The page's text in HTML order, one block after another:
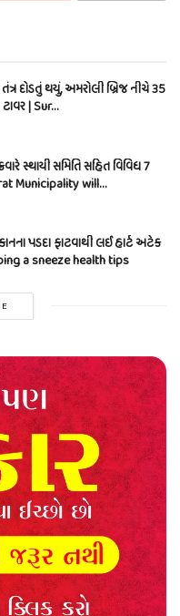
દોડતું થયું, અમરોલી બ્રિજ નીચે 35
| Sur…
સ્થાયી સમિતિ સહિત વિવિધ 7
Municipality will…
પડદા ફાટવાથી લઈ હાર્ટ અટેક
a sneeze health tips